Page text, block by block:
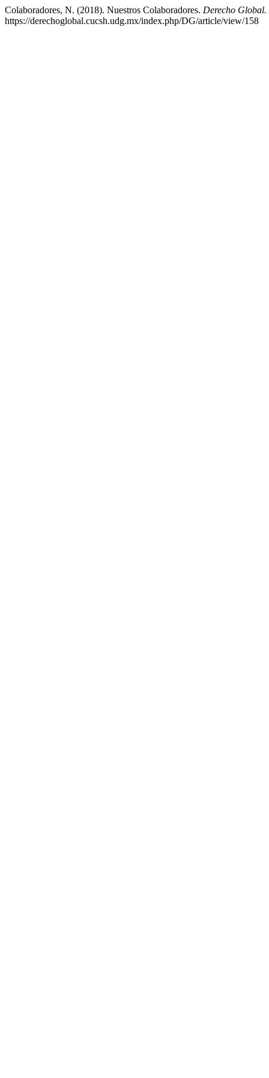
Colaboradores, N. (2018). Nuestros Colaboradores. Derecho Global.
https://derechoglobal.cucsh.udg.mx/index.php/DG/article/view/158